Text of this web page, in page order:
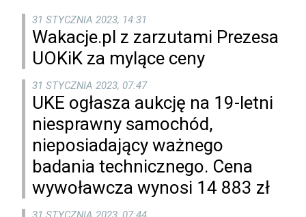
31 STYCZNIA 2023, 14:31
Wakacje.pl z zarzutami Prezesa
UOKiK za mylące ceny
31 STYCZNIA 2023, 07:47
UKE ogłasza aukcję na 19-letni
niesprawny samochód,
nieposiadający ważnego
badania technicznego. Cena
wywoławcza wynosi 14 883 zł